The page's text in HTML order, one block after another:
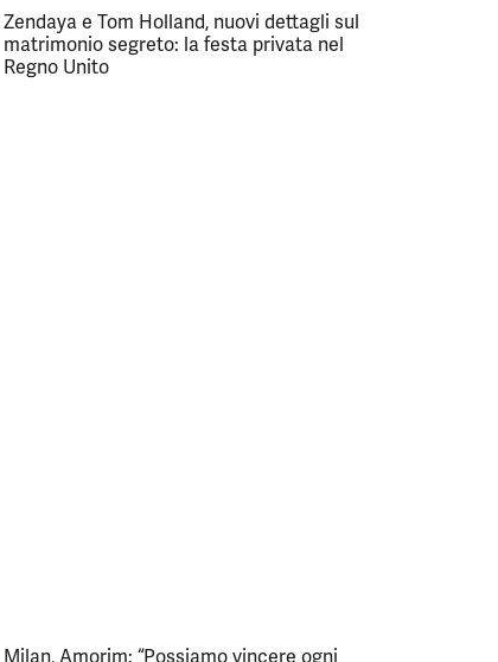
Zendaya e Tom Holland, nuovi dettagli sul
matrimonio segreto: la festa privata nel
Regno Unito
Milan, Amorim: “Possiamo vincere ogni